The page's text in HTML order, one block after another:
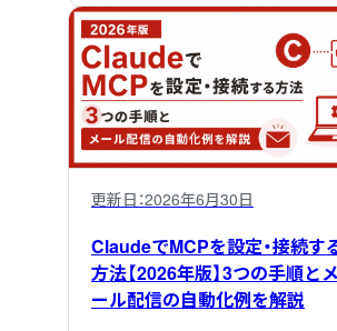
更新日：2026年6月30日
ClaudeでMCPを設定・接続す
方法【2026年版】3つの手順とメ
ール配信の自動化例を解説